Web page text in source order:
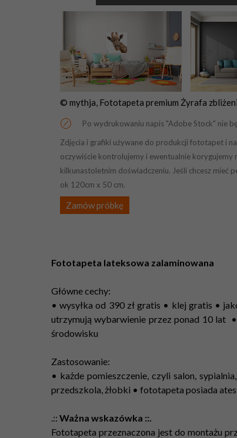
© mythja, Fototapeta premium Żyrafa
Po wydrukowaniu napis "Adobe Stock" nie
Zdjęcia i grafiki używane do produkcji fototapet i
oczywiście kontrolujemy i ewentualnie korygujemy
kilkunastoletnim doświadczeniu. Jeśli chcesz mieć
ok 120cm x 50 cm.
Zamów próbkę
Fototapeta lateksowa zalaminowana
Główne cechy:
• wysyłka od 390 zł gratis • klej gratis •
utrzymują wybarwienie przez ponad 10 lat
środowisku
Zastosowanie:
• każde pomieszczenie, czyli salon,
przedszkola, żłobki • fototapeta posiada
.:: Ważna wskazówka ::.
Fototapeta przeznaczona jest do montażu